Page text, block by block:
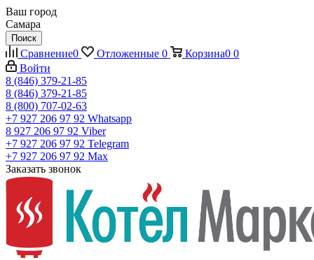
Ваш город
Самара
Поиск
Сравнение0 Отложенные 0 Корзина0 0
Войти
8 (846) 379-21-85
8 (846) 379-21-85
8 (800) 707-02-63
+7 927 206 97 92 Whatsapp
8 927 206 97 92 Viber
+7 927 206 97 92 Telegram
+7 927 206 97 92 Max
Заказать звонок